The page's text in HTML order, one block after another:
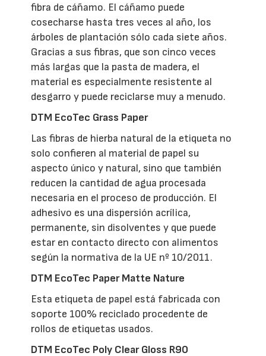
fibra de cáñamo. El cáñamo puede
cosecharse hasta tres veces al año, los
árboles de plantación sólo cada siete años.
Gracias a sus fibras, que son cinco veces
más largas que la pasta de madera, el
material es especialmente resistente al
desgarro y puede reciclarse muy a menudo.
DTM EcoTec Grass Paper
Las fibras de hierba natural de la etiqueta no
solo confieren al material de papel su
aspecto único y natural, sino que también
reducen la cantidad de agua procesada
necesaria en el proceso de producción. El
adhesivo es una dispersión acrílica,
permanente, sin disolventes y que puede
estar en contacto directo con alimentos
según la normativa de la UE nº 10/2011.
DTM EcoTec Paper Matte Nature
Esta etiqueta de papel está fabricada con
soporte 100% reciclado procedente de
rollos de etiquetas usados.
DTM EcoTec Poly Clear Gloss R90